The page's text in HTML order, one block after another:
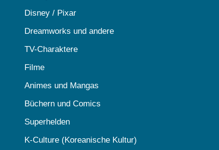
Disney / Pixar
Dreamworks und andere
TV-Charaktere
Filme
Animes und Mangas
Büchern und Comics
Superhelden
K-Culture (Koreanische Kultur)